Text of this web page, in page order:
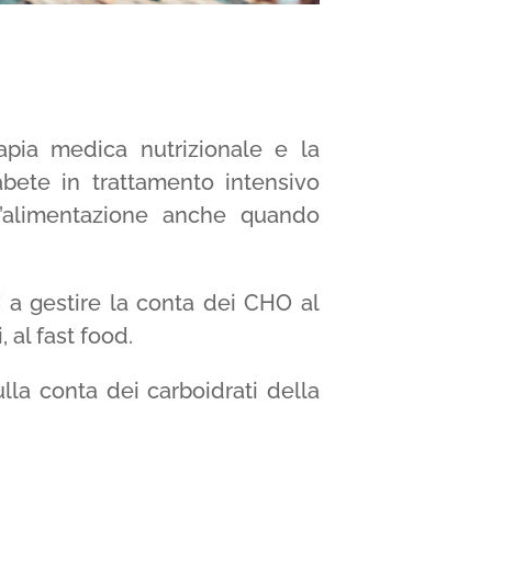
medica nutrizionale e la
in trattamento intensivo
anche quando
a gestire la conta dei CHO al
al fast food.
conta dei carboidrati della